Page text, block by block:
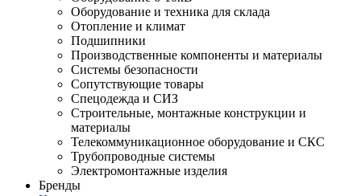
Оборудование и техника для склада
Отопление и климат
Подшипники
Производственные компоненты и материалы
Системы безопасности
Сопутствующие товары
Спецодежда и СИЗ
Строительные, монтажные конструкции и
материалы
Телекоммуникационное оборудование и СКС
Трубопроводные системы
Электромонтажные изделия
Бренды